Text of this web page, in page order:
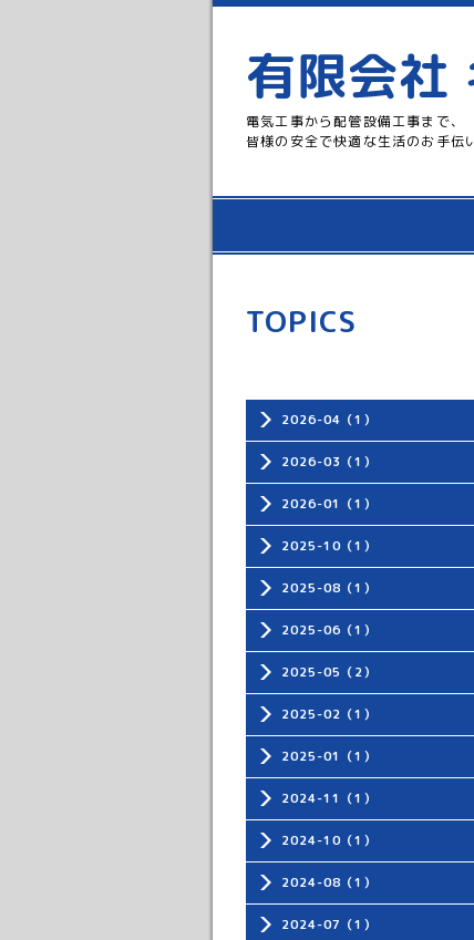
有限会社
電気工事から配管設備工事まで、
皆様の安全で快適な生活のお手伝
2026-04（1）
2026-03（1）
2026-01（1）
2025-10（1）
2025-08（1）
2025-06（1）
2025-05（2）
2025-02（1）
2025-01（1）
2024-11（1）
2024-10（1）
2024-08（1）
2024-07（1）
TOPICS